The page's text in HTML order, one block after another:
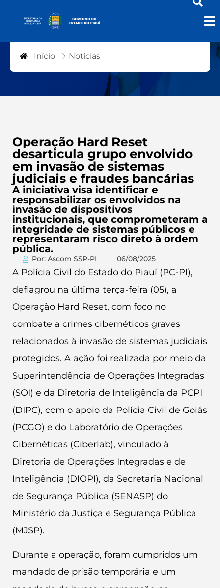
Notícias
Início Notícias
Operação Hard Reset
desarticula grupo envolvido
em invasão de sistemas
judiciais e fraudes bancárias
A iniciativa visa identificar e
responsabilizar os envolvidos na
invasão de dispositivos
institucionais, que comprometeram a
integridade de sistemas públicos e
representaram risco direto à ordem
pública.
Por: Ascom SSP-PI 06/08/2025
A Polícia Civil do Estado do Piauí (PC-PI),
deflagrou na última terça-feira (05), a
Operação Hard Reset, com foco no
combate a crimes cibernéticos graves
relacionados à invasão de sistemas judiciais
protegidos. A ação foi realizada por meio da
Superintendência de Operações Integradas
(SOI) e da Diretoria de Inteligência da PCPI
(DIPC), com o apoio da Polícia Civil de Goiás
(PCGO) e do Laboratório de Operações
Cibernéticas (Ciberlab), vinculado à
Diretoria de Operações Integradas e de
Inteligência (DIOPI), da Secretaria Nacional
de Segurança Pública (SENASP) do
Ministério da Justiça e Segurança Pública
(MJSP).
Durante a operação, foram cumpridos um
mandado de prisão temporária e um